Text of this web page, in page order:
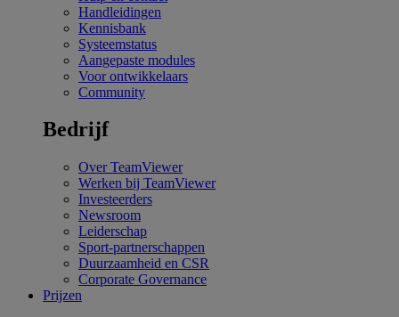
Handleidingen
Kennisbank
Systeemstatus
Aangepaste modules
Voor ontwikkelaars
Community
Bedrijf
Over TeamViewer
Werken bij TeamViewer
Investeerders
Newsroom
Leiderschap
Sport-partnerschappen
Duurzaamheid en CSR
Corporate Governance
Prijzen